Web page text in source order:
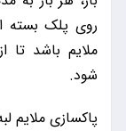
روی پلک بسته
ملایم باشد
شود.
پاکسازی ملایم